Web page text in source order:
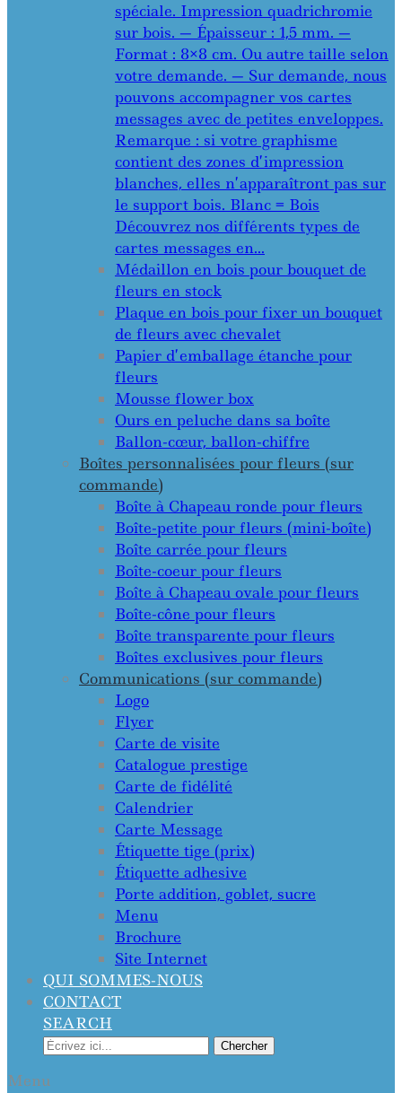
spéciale. Impression quadrichromie
sur bois. — Épaisseur : 1,5 mm. —
Format : 8×8 cm. Ou autre taille selon
votre demande. — Sur demande, nous
pouvons accompagner vos cartes
messages avec de petites enveloppes.
Remarque : si votre graphisme
contient des zones d’impression
blanches, elles n’apparaîtront pas sur
le support bois. Blanc = Bois
Découvrez nos différents types de
cartes messages en…
Médaillon en bois pour bouquet de
fleurs en stock
Plaque en bois pour fixer un bouquet
de fleurs avec chevalet
Papier d’emballage étanche pour
fleurs
Mousse flower box
Ours en peluche dans sa boîte
Ballon-cœur, ballon-chiffre
Boîtes personnalisées pour fleurs (sur
commande)
Boîte à Chapeau ronde pour fleurs
Boîte-petite pour fleurs (mini-boîte)
Boîte carrée pour fleurs
Boîte-coeur pour fleurs
Boîte à Chapeau ovale pour fleurs
Boîte-cône pour fleurs
Boîte transparente pour fleurs
Boîtes exclusives pour fleurs
Communications (sur commande)
Logo
Flyer
Carte de visite
Catalogue prestige
Carte de fidélité
Calendrier
Carte Message
Étiquette tige (prix)
Étiquette adhesive
Porte addition, goblet, sucre
Menu
Brochure
Site Internet
QUI SOMMES-NOUS
CONTACT
SEARCH
Chercher
Menu